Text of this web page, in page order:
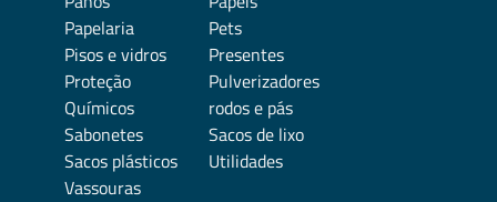
Papelaria
Pets
Pisos e vidros
Presentes
Proteção
Pulverizadores
Químicos
rodos e pás
Sabonetes
Sacos de lixo
Sacos plásticos
Utilidades
Vassouras